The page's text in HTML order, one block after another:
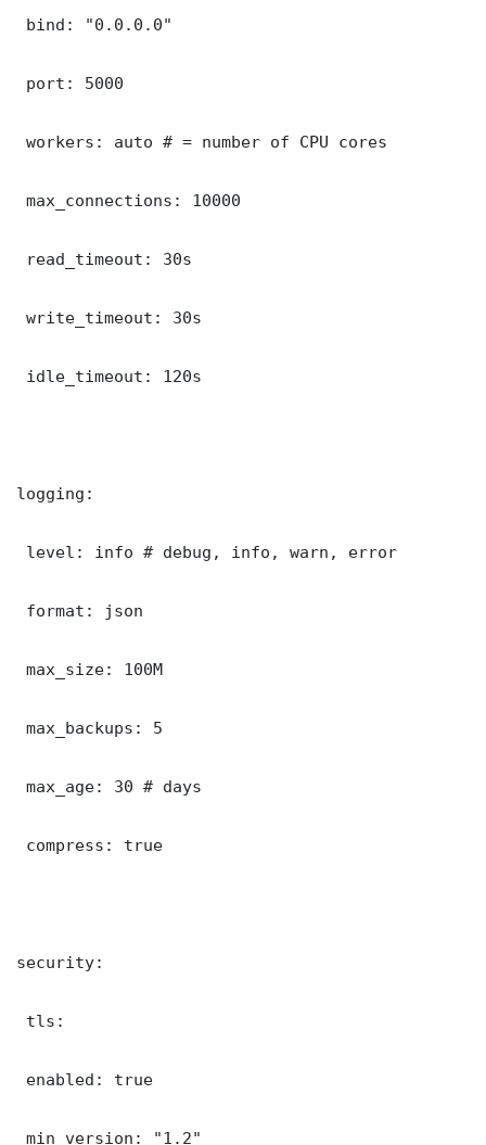
bind: "0.0.0.0"
port: 5000
workers: auto # = number of CPU cores
max_connections: 10000
read_timeout: 30s
write_timeout: 30s
idle_timeout: 120s
logging:
level: info # debug, info, warn, error
format: json
max_size: 100M
max_backups: 5
max_age: 30 # days
compress: true
security:
tls:
enabled: true
min_version: "1.2"